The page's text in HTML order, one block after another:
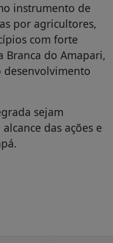
instrumento de
por agricultores,
com forte
Branca do Amapari,
desenvolvimento
sejam
das ações e